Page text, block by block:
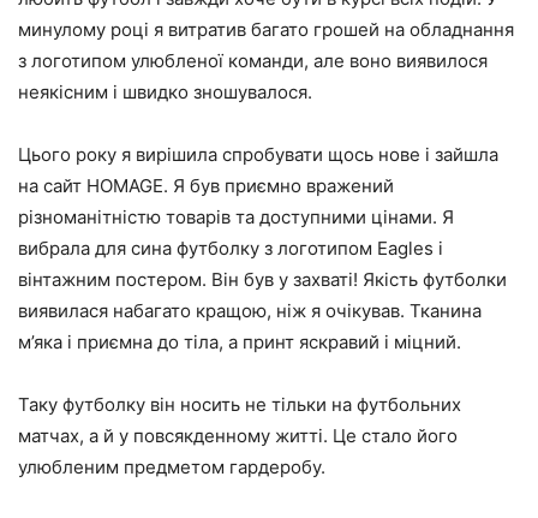
минулому році я витратив багато грошей на обладнання
з логотипом улюбленої команди, але воно виявилося
неякісним і швидко зношувалося.
Цього року я вирішила спробувати щось нове і зайшла
на сайт HOMAGE. Я був приємно вражений
різноманітністю товарів та доступними цінами. Я
вибрала для сина футболку з логотипом Eagles і
вінтажним постером. Він був у захваті! Якість футболки
виявилася набагато кращою, ніж я очікував. Тканина
м’яка і приємна до тіла, а принт яскравий і міцний.
Таку футболку він носить не тільки на футбольних
матчах, а й у повсякденному житті. Це стало його
улюбленим предметом гардеробу.